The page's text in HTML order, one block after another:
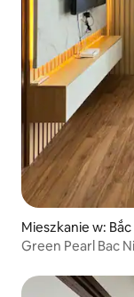
Mieszkanie w:
Green Pearl Bac